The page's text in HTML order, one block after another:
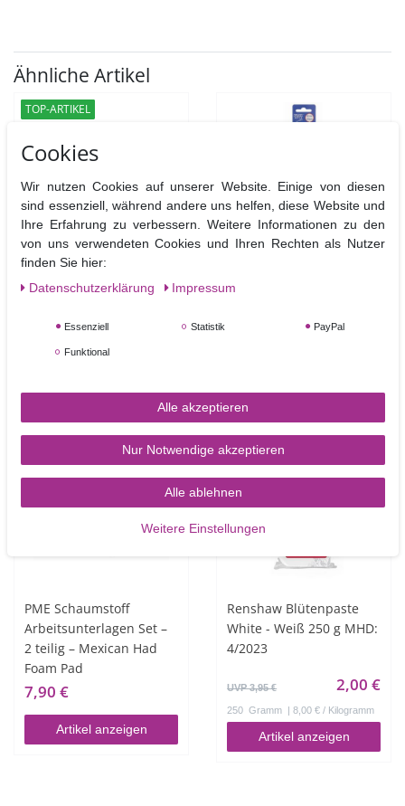
Ähnliche Artikel
TOP-ARTIKEL
PME Nadel Werkzeug –
Modellierwerkzeug –
5,90 €
verjüngter Klinge 22 cm
PME Schaumstoff
Arbeitsunterlagen Set –
2 teilig – Mexican Had
Foam Pad
7,90 €
Artikel anzeigen
-49%
Renshaw Blütenpaste
White - Weiß 250 g MHD:
4/2023
UVP 3,95 € 2,00 €
250 Gramm | 8,00 € / Kilogramm
Artikel anzeigen
Cookies
Wir nutzen Cookies auf unserer Website. Einige von diesen
sind essenziell, während andere uns helfen, diese Website und
Ihre Erfahrung zu verbessern. Weitere Informationen zu den
von uns verwendeten Cookies und Ihren Rechten als Nutzer
finden Sie hier:
Daten­schutz­erklärung
Impressum
Essenziell Statistik PayPal
Funktional
Alle akzeptieren
Nur Notwendige akzeptieren
Alle ablehnen
Weitere Einstellungen